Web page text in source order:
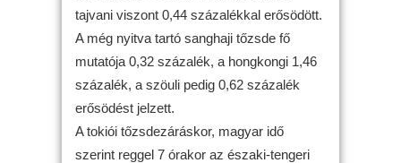
tajvani viszont 0,44 százalékkal erősödött.
A még nyitva tartó sanghaji tőzsde fő
mutatója 0,32 százalék, a hongkongi 1,46
százalék, a szöuli pedig 0,62 százalék
erősödést jelzett.
A tokiói tőzsdezáráskor, magyar idő
szerint reggel 7 órakor az északi-tengeri